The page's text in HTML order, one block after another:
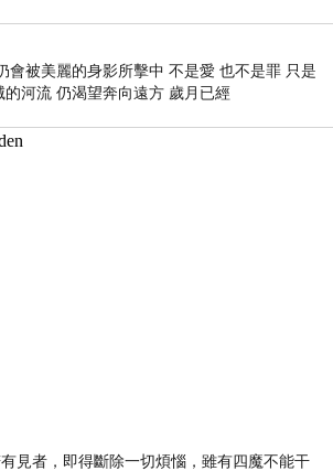
會被美麗的身影所擊中 不是愛 也不是罪 只是
河流 仍渴望奔向遠方 歲月已經
見者，即得斷除一切煩惱，雖有四魔不能干